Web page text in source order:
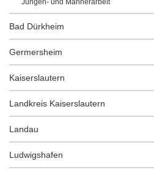
Jungen- und Männerarbeit
Bad Dürkheim
Germersheim
Kaiserslautern
Landkreis Kaiserslautern
Landau
Ludwigshafen